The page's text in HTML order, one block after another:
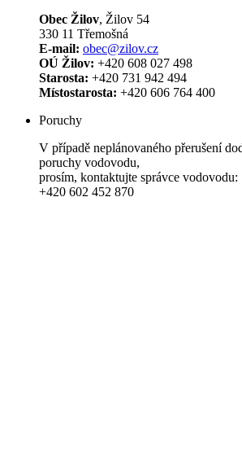
Obec Žilov, Žilov 54
330 11 Třemošná
E-mail: obec@zilov.cz
OÚ Žilov: +420 608 027 498
Starosta: +420 731 942 494
Místostarosta: +420 606 764 400
Poruchy
V případě neplánovaného přerušení
poruchy vodovodu,
prosím, kontaktujte správce vodovodu:
+420 602 452 870